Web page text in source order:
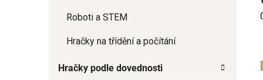
Roboti a STEM
Hračky na třídění a počítání
Hračky podle dovednosti